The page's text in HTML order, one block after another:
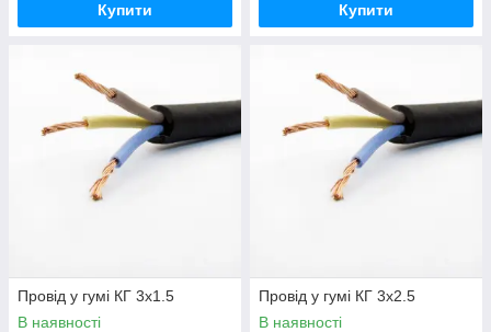
Купити Купити
Провід у гумі КГ 3х1.5
В наявності
Провід у гумі КГ 3х2.5
В наявності